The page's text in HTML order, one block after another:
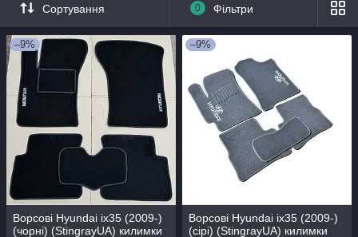
Сортування 0 Фільтри
–9%
Ворсові Hyundai ix35 (2009-)
(чорні) (StingrayUA) килимки
–9%
Ворсові Hyundai ix35 (2009-)
(сірі) (StingrayUA) килимки